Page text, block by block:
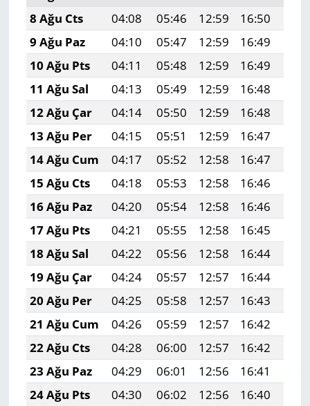
8 Ağu Cts
04:08 05:46 12:59 16:50
9 Ağu Paz
04:10 05:47 12:59 16:49
10 Ağu Pts
04:11 05:48 12:59 16:49
11 Ağu Sal
04:13 05:49 12:59 16:48
12 Ağu Çar
04:14 05:50 12:59 16:48
13 Ağu Per
04:15 05:51 12:59 16:47
14 Ağu Cum
04:17 05:52 12:58 16:47
15 Ağu Cts
04:18 05:53 12:58 16:46
16 Ağu Paz
04:20 05:54 12:58 16:46
17 Ağu Pts
04:21 05:55 12:58 16:45
18 Ağu Sal
04:22 05:56 12:58 16:44
19 Ağu Çar
04:24 05:57 12:57 16:44
20 Ağu Per
04:25 05:58 12:57 16:43
21 Ağu Cum
04:26 05:59 12:57 16:42
22 Ağu Cts
04:28 06:00 12:57 16:42
23 Ağu Paz
04:29 06:01 12:56 16:41
24 Ağu Pts
04:30 06:02 12:56 16:40